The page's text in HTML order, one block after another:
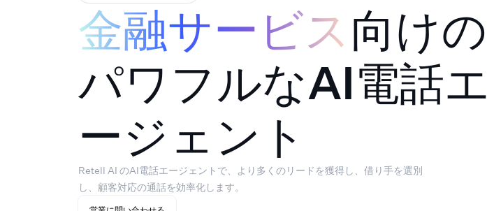
金融サービス向けの
パワフルなAI電話エ
ージェント
Retell AI のAI電話エージェントで、より多くのリードを獲得し、借り手を選別
し、顧客対応の通話を効率化します。